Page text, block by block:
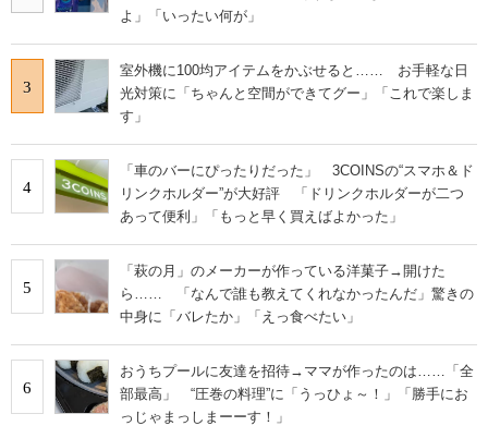
よ」「いったい何が」
3
室外機に100均アイテムをかぶせると…… お手軽な日
光対策に「ちゃんと空間ができてグー」「これで楽しま
す」
4
「車のバーにぴったりだった」 3COINSの“スマホ＆ド
リンクホルダー”が大好評 「ドリンクホルダーが二つ
あって便利」「もっと早く買えばよかった」
5
「萩の月」のメーカーが作っている洋菓子→開けた
ら…… 「なんで誰も教えてくれなかったんだ」驚きの
中身に「バレたか」「えっ食べたい」
6
おうちプールに友達を招待→ママが作ったのは……「全
部最高」 “圧巻の料理”に「うっひょ～！」「勝手にお
っじゃまっしまーーす！」